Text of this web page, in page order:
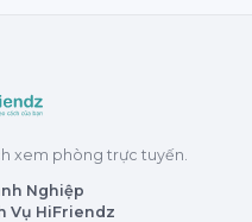
xem phòng trực tuyến.
Nghiệp
Vụ HiFriendz